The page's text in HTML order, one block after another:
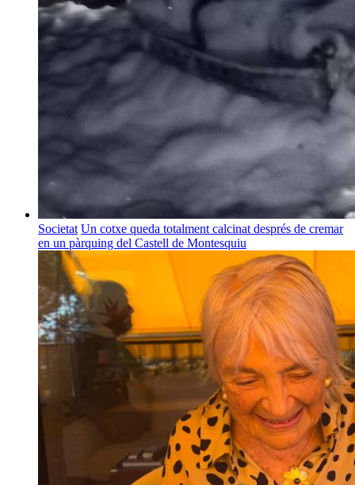
Societat Un cotxe queda totalment calcinat després de cremar
en un pàrquing del Castell de Montesquiu